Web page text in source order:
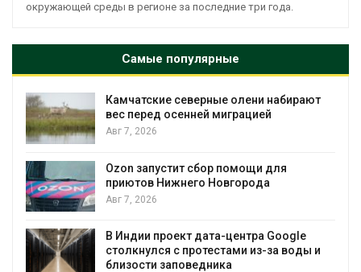
окружающей среды в регионе за последние три года.
Самые популярные
Камчатские северные олени набирают
вес перед осенней миграцией
Авг 7, 2026
Ozon запустит сбор помощи для
приютов Нижнего Новгорода
Авг 7, 2026
В Индии проект дата-центра Google
столкнулся с протестами из-за воды и
близости заповедника